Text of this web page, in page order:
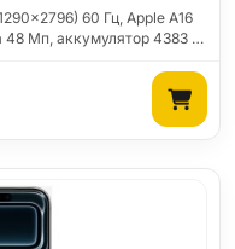
60 Гц, Apple A16
48 Мп, аккумулятор 4383 …